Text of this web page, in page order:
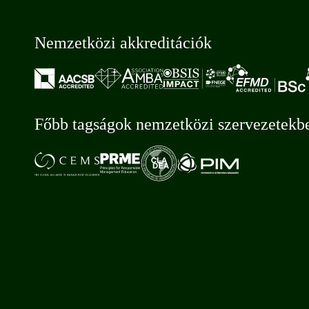
Nemzetközi akkreditációk
Főbb tagságok nemzetközi